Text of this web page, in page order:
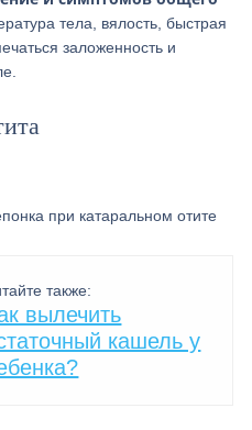
тела, вялость, быстрая
заложенность и
при катаральном отите
также:
вылечить
кашель у